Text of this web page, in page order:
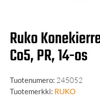
Ruko
Co5, PR, 14-os
Tuotenumero: 245052
Tuotemerkki: RUKO